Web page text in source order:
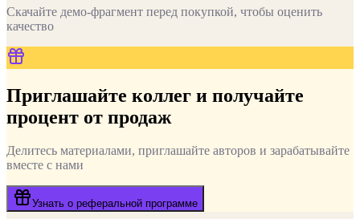
Скачайте демо-фрагмент перед покупкой, чтобы оценить
качество
Приглашайте коллег и получайте
процент от продаж
Делитесь материалами, приглашайте авторов и зарабатывайте
вместе с нами
Узнать о реферальной программе